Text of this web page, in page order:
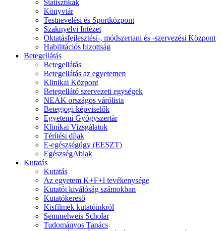
Statisztikák
Könyvtár
Testnevelési és Sportközpont
Szaknyelvi Intézet
Oktatásfejlesztési-, módszertani és -szervezési Központ
Habilitációs bizottság
Betegellátás
Betegellátás
Betegellátás az egyetemen
Klinikai Központ
Betegellátó szervezeti egységek
NEAK országos várólista
Betegjogi képviselők
Egyetemi Gyógyszertár
Klinikai Vizsgálatok
Térítési díjak
E-egészségügy (EESZT)
EgészségAblak
Kutatás
Kutatás
Az egyetem K+F+I tevékenysége
Kutatói kiválóság számokban
Kutatókereső
Kisfilmek kutatóinkról
Semmelweis Scholar
Tudományos Tanács